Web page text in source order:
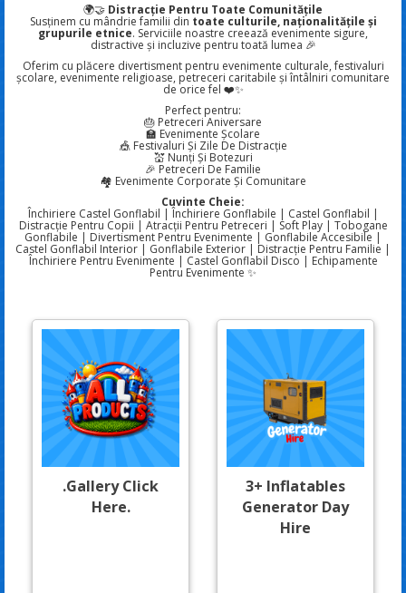
🌍🤝 Distracție Pentru Toate Comunitățile
Susținem cu mândrie familii din toate culturile, naționalitățile și
grupurile etnice. Serviciile noastre creează evenimente sigure,
distractive și incluzive pentru toată lumea 🎉
Oferim cu plăcere divertisment pentru evenimente culturale, festivaluri
școlare, evenimente religioase, petreceri caritabile și întâlniri comunitare
de orice fel ❤️✨
Perfect pentru:
🎂 Petreceri Aniversare
🏫 Evenimente Școlare
🎪 Festivaluri Și Zile De Distracție
💒 Nunți Și Botezuri
🎉 Petreceri De Familie
🏘️ Evenimente Corporate Și Comunitare
Cuvinte Cheie:
Închiriere Castel Gonflabil | Închiriere Gonflabile | Castel Gonflabil |
Distracție Pentru Copii | Atracții Pentru Petreceri | Soft Play | Tobogane
Gonflabile | Divertisment Pentru Evenimente | Gonflabile Accesibile |
Castel Gonflabil Interior | Gonflabile Exterior | Distracție Pentru Familie |
Închiriere Pentru Evenimente | Castel Gonflabil Disco | Echipamente
Pentru Evenimente ✨
.Gallery Click
Here.
3+ Inflatables
Generator Day
Hire